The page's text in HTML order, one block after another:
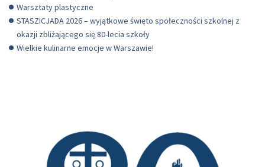
Warsztaty plastyczne
STASZICJADA 2026 – wyjątkowe święto społeczności szkolnej z
okazji zbliżającego się 80-lecia szkoły
Wielkie kulinarne emocje w Warszawie!